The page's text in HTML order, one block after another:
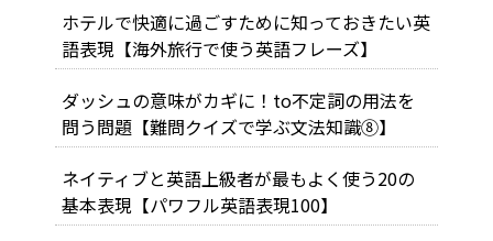
ホテルで快適に過ごすために知っておきたい英
語表現【海外旅行で使う英語フレーズ】
ダッシュの意味がカギに！to不定詞の用法を
問う問題【難問クイズで学ぶ文法知識⑧】
ネイティブと英語上級者が最もよく使う20の
基本表現【パワフル英語表現100】